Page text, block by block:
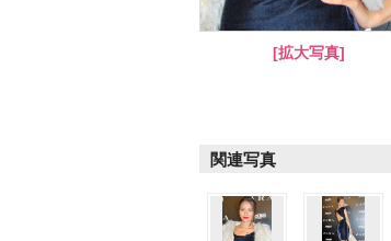
[拡大写真]
関連写真